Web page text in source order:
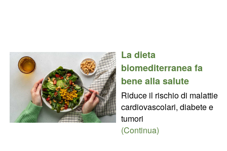
La dieta
biomediterranea fa
bene alla salute
Riduce il rischio di malattie
cardiovascolari, diabete e
tumori
(Continua)